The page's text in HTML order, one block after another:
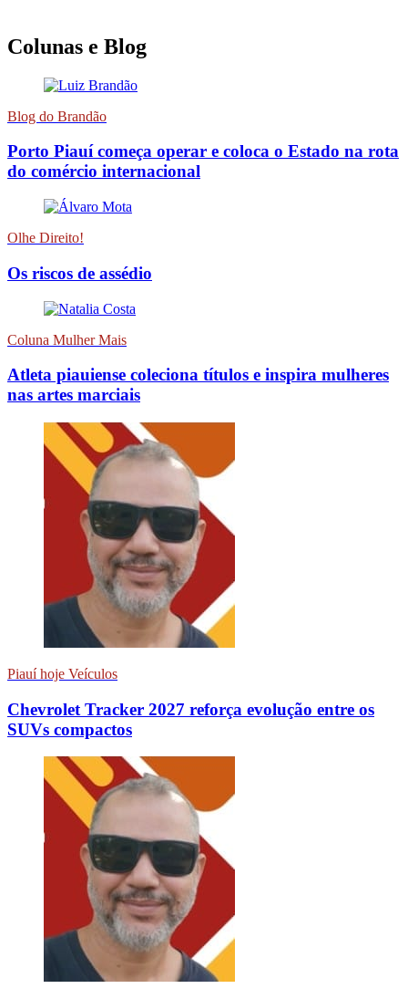
Colunas e Blog
Blog do Brandão
Porto Piauí começa operar e coloca o Estado na rota
do comércio internacional
Olhe Direito!
Os riscos de assédio
Coluna Mulher Mais
Atleta piauiense coleciona títulos e inspira mulheres
nas artes marciais
Piauí hoje Veículos
Chevrolet Tracker 2027 reforça evolução entre os
SUVs compactos